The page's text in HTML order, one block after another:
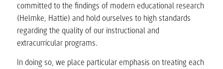
committed to the findings of modern educational research
(Helmke, Hattie) and hold ourselves to high standards
regarding the quality of our instructional and
extracurricular programs.
In doing so, we place particular emphasis on treating each